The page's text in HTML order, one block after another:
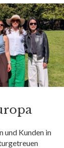
und Kunden in